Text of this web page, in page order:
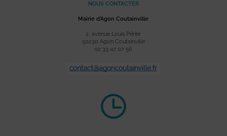
NOUS CONTACTER
Mairie d’Agon Coutainville
2, avenue Louis Périer
50230 Agon Coutainville
02 33 47 07 56